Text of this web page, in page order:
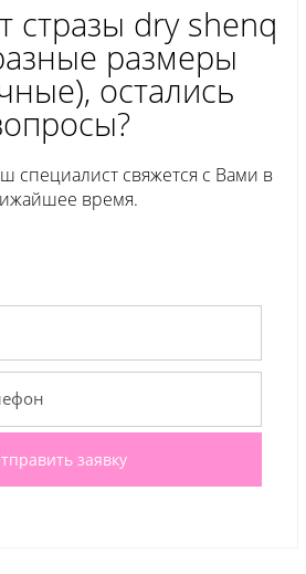
стразы dry shenq
размеры
остались
специалист свяжется с Вами в
время.
заявку